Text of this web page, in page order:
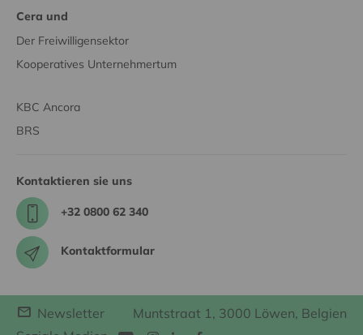
Cera und
Der Freiwilligensektor
Kooperatives Unternehmertum
KBC Ancora
BRS
Kontaktieren sie uns
+32 0800 62 340
Kontaktformular
Newsletter
Muntstraat 1, 3000 Löwen, Belgien